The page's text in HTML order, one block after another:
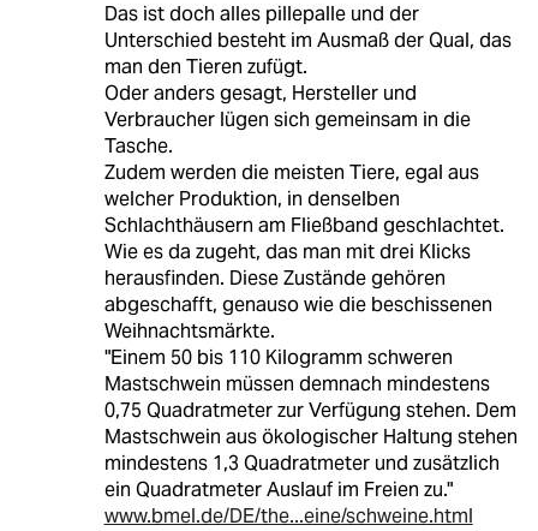
Das ist doch alles pillepalle und der
Unterschied besteht im Ausmaß der Qual, das
man den Tieren zufügt.
Oder anders gesagt, Hersteller und
Verbraucher lügen sich gemeinsam in die
Tasche.
Zudem werden die meisten Tiere, egal aus
welcher Produktion, in denselben
Schlachthäusern am Fließband geschlachtet.
Wie es da zugeht, das man mit drei Klicks
herausfinden. Diese Zustände gehören
abgeschafft, genauso wie die beschissenen
Weihnachtsmärkte.
"Einem 50 bis 110 Kilogramm schweren
Mastschwein müssen demnach mindestens
0,75 Quadratmeter zur Verfügung stehen. Dem
Mastschwein aus ökologischer Haltung stehen
mindestens 1,3 Quadratmeter und zusätzlich
ein Quadratmeter Auslauf im Freien zu."
www.bmel.de/DE/the...eine/schweine.html